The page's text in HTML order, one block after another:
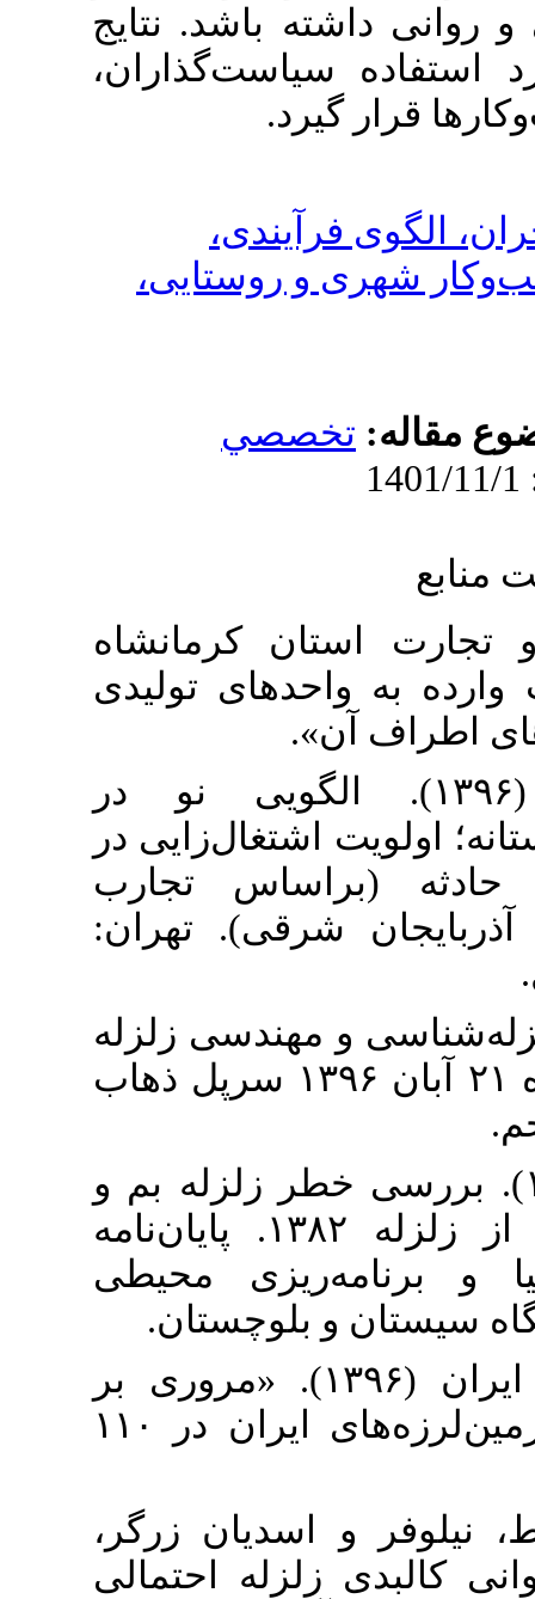
باشد . نتایج
روستایی،
کرمانشاه
تولیدی
(۱۳۹۶). الگویی نو در
در
تجارب
تهران:
زلزله
(۱۳۹۶). «گزارش زمین‌لرزه ۲۱ آبان ۱۳۹۶ سرپل ذهاب
بررسی خطر زلزله بم و
روند بازسازی شهر پس از زلزله ۱۳۸۲. پایان‌نامه
محیطی
خبرگزاری دانشجویان ایران (۱۳۹۶). «مروری بر
بزرگ‌ترین و مرگبارترین زمین‌لرزه‌های ایران در ۱۱۰
زرگر،
زلزله احتمالی